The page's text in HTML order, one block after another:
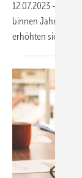
12.07.2023 -
binnen Jahresfrist
erhöhten sich die